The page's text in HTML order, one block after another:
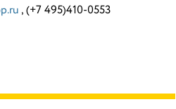
, (+7 495)410-0553